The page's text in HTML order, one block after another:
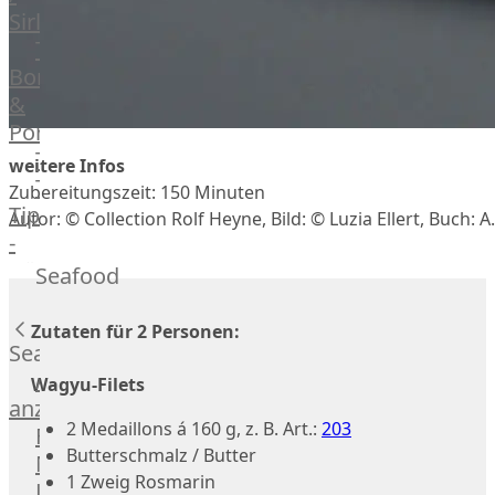
Veire
F1
Wagyu
Beef
Ibérico
Schwein
Joselito
Ibérico
70%
Bellota
Ibérico
35%
Bellota
LiVar
Schweinefleisch
Mangalitza
Sirloin
T-
Bone
&
Porterhouse
Tomahawk
Tri
Tip
-
Bürgermeisterstück
Hanging
Tender
Special
Cuts
Rippchen
Teilstücke
Seafood
Seafood
Alle
anzeigen
Fisch
Meeresfrüchte
weitere Infos
Zubereitungszeit: 150 Minuten
Autor: © Collection Rolf Heyne, Bild: © Luzia Ellert, Buch:
Zutaten für 2 Personen:
Wagyu-Filets
2 Medaillons á 160 g, z. B. Art.: 203
Butterschmalz / Butter
1 Zweig Rosmarin